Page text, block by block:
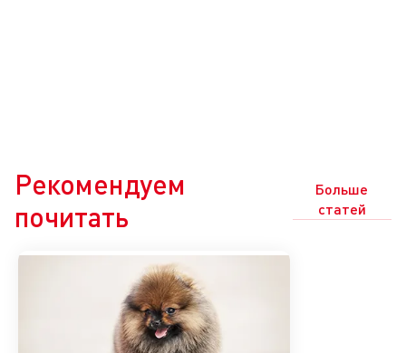
Рекомендуем
почитать
Больше
статей